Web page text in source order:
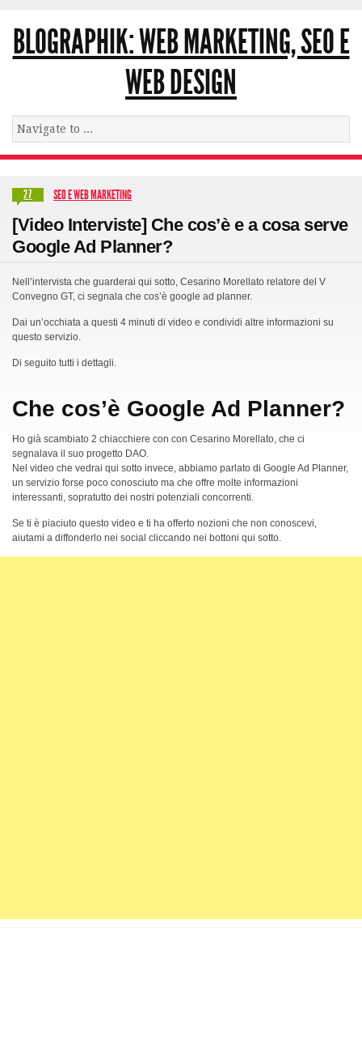
BLOGRAPHIK: WEB MARKETING, SEO E
WEB DESIGN
27 SEO E WEB MARKETING
[Video Interviste] Che cos’è e a cosa serve
Google Ad Planner?
Nell’intervista che guarderai qui sotto, Cesarino Morellato relatore del V
Convegno GT, ci segnala che cos’è google ad planner.
Dai un’occhiata a questi 4 minuti di video e condividi altre informazioni su
questo servizio.
Di seguito tutti i dettagli.
Che cos’è Google Ad Planner?
Ho già scambiato 2 chiacchiere con con Cesarino Morellato, che ci
segnalava il suo progetto DAO.
Nel video che vedrai qui sotto invece, abbiamo parlato di Google Ad Planner,
un servizio forse poco conosciuto ma che offre molte informazioni
interessanti, sopratutto dei nostri potenziali concorrenti.
Se ti è piaciuto questo video e ti ha offerto nozioni che non conoscevi,
aiutami a diffonderlo nei social cliccando nei bottoni qui sotto.